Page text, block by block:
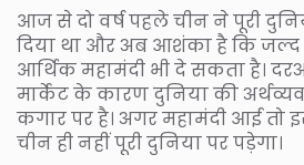
आज से दो वर्ष पहले चीन ने पूरी
दिया था और अब आशंका है कि जल्द
आर्थिक महामंदी भी दे सकता है।
मार्केट के कारण दुनिया की
कगार पर है। अगर महामंदी आई तो
चीन ही नहीं पूरी दुनिया पर पड़ेगा।